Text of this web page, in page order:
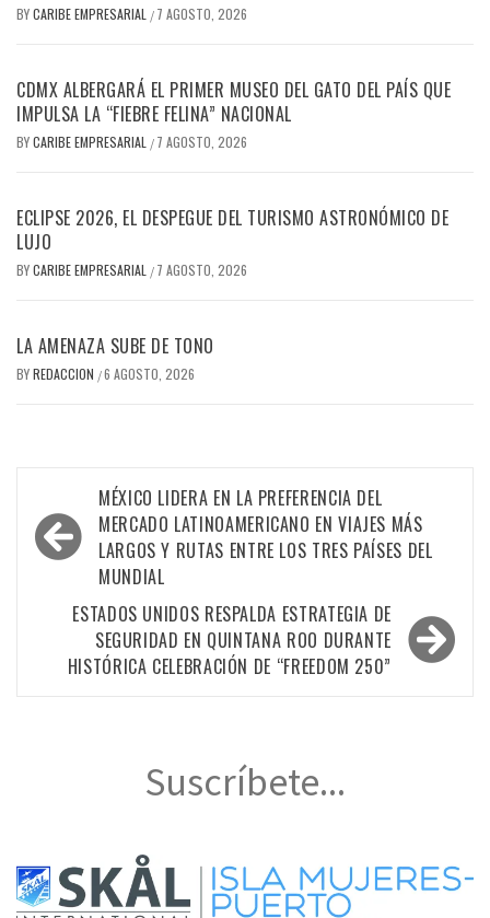
BYCARIBE EMPRESARIAL / 7 AGOSTO, 2026
CDMX ALBERGARÁ EL PRIMER MUSEO DEL GATO DEL PAÍS QUE
IMPULSA LA “FIEBRE FELINA” NACIONAL
BYCARIBE EMPRESARIAL / 7 AGOSTO, 2026
ECLIPSE 2026, EL DESPEGUE DEL TURISMO ASTRONÓMICO DE
LUJO
BYCARIBE EMPRESARIAL / 7 AGOSTO, 2026
LA AMENAZA SUBE DE TONO
BYREDACCION /6 AGOSTO, 2026
Navegación
de
entradas
MÉXICO LIDERA EN LA PREFERENCIA DEL
MERCADO LATINOAMERICANO EN VIAJES MÁS
LARGOS Y RUTAS ENTRE LOS TRES PAÍSES DEL
MUNDIAL
ESTADOS UNIDOS RESPALDA ESTRATEGIA DE
SEGURIDAD EN QUINTANA ROO DURANTE
HISTÓRICA CELEBRACIÓN DE “FREEDOM 250”
Suscríbete...